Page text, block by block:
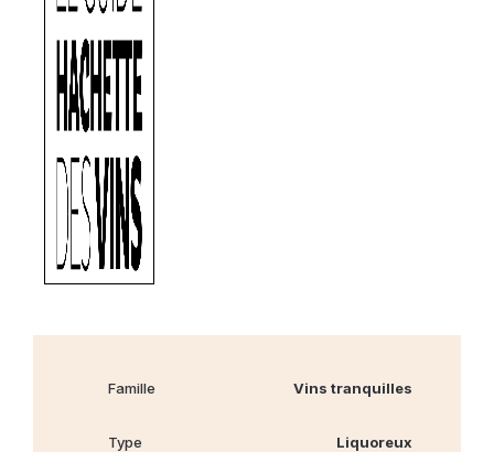
Famille Vins tranquilles
Type Liquoreux